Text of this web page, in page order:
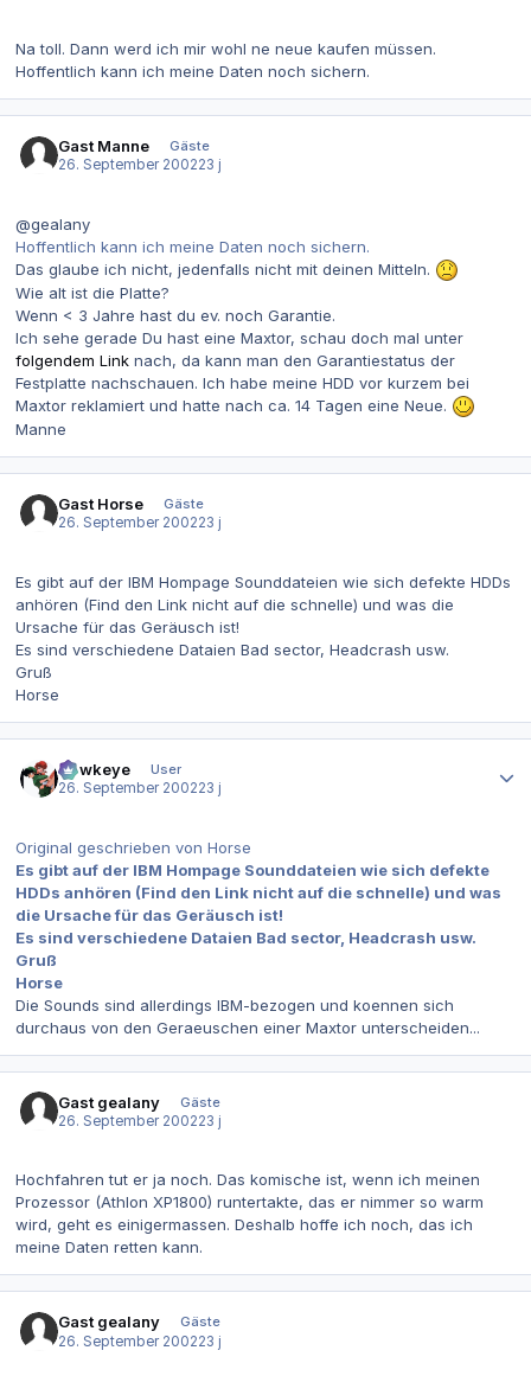
Na toll. Dann werd ich mir wohl ne neue kaufen müssen.
Hoffentlich kann ich meine Daten noch sichern.
Gast Manne
Gäste
26. September 200223 j
@gealany
Hoffentlich kann ich meine Daten noch sichern.
Das glaube ich nicht, jedenfalls nicht mit deinen Mitteln.
Wie alt ist die Platte?
Wenn < 3 Jahre hast du ev. noch Garantie.
Ich sehe gerade Du hast eine Maxtor, schau doch mal unter
folgendem Link nach, da kann man den Garantiestatus der
Festplatte nachschauen. Ich habe meine HDD vor kurzem bei
Maxtor reklamiert und hatte nach ca. 14 Tagen eine Neue.
Manne
Gast Horse
Gäste
26. September 200223 j
Es gibt auf der IBM Hompage Sounddateien wie sich defekte HDDs
anhören (Find den Link nicht auf die schnelle) und was die
Ursache für das Geräusch ist!
Es sind verschiedene Dataien Bad sector, Headcrash usw.
Gruß
Horse
Hawkeye
User
26. September 200223 j
Original geschrieben von Horse
Es gibt auf der IBM Hompage Sounddateien wie sich defekte
HDDs anhören (Find den Link nicht auf die schnelle) und was
die Ursache für das Geräusch ist!
Es sind verschiedene Dataien Bad sector, Headcrash usw.
Gruß
Horse
Die Sounds sind allerdings IBM-bezogen und koennen sich
durchaus von den Geraeuschen einer Maxtor unterscheiden...
Gast gealany
Gäste
26. September 200223 j
Hochfahren tut er ja noch. Das komische ist, wenn ich meinen
Prozessor (Athlon XP1800) runtertakte, das er nimmer so warm
wird, geht es einigermassen. Deshalb hoffe ich noch, das ich
meine Daten retten kann.
Gast gealany
Gäste
26. September 200223 j